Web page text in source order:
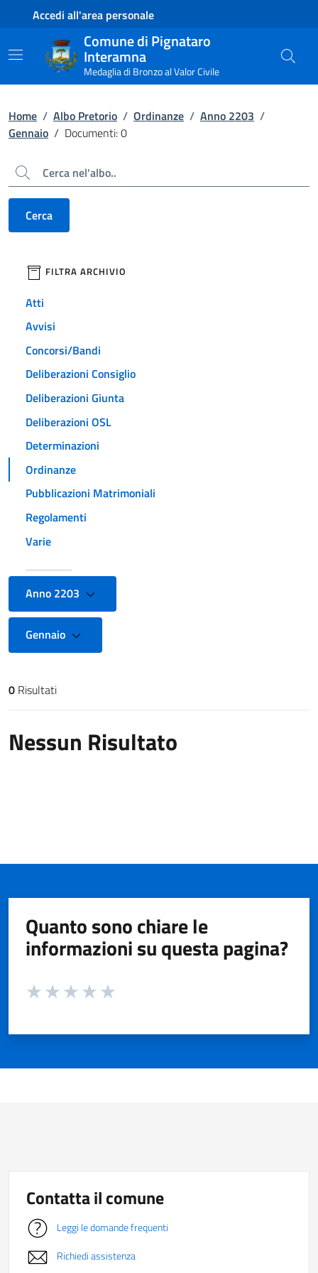
Contenuto principale
Piede di paginaAccedi all'area personale
Comune di Pignataro
Interamna
Medaglia di Bronzo al Valor Civile
Home / Albo Pretorio / Ordinanze / Anno 2203 /
Gennaio / Documenti: 0
Cerca
Cerca
filtri da applicare
FILTRA ARCHIVIO
Atti
Avvisi
Concorsi/Bandi
Deliberazioni Consiglio
Deliberazioni Giunta
Deliberazioni OSL
Determinazioni
Ordinanze
Pubblicazioni Matrimoniali
Regolamenti
Varie
Anno 2203
Gennaio
Risultati di ricerca
0 Risultati
Nessun Risultato
Quanto sono chiare le
informazioni su questa pagina?
Valuta da 1 a 5 stelle la pagina
Contatta il comune
Leggi le domande frequenti
Richiedi assistenza